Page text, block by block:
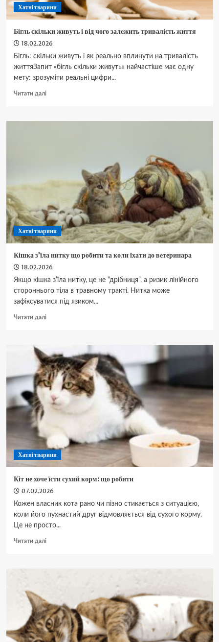
Хатні тварини
Бігль скільки живуть і від чого залежить тривалість життя
18.02.2026
Бігль: скільки живуть і як реально вплинути на тривалість
життяЗапит «бігль скільки живуть» найчастіше має одну
мету: зрозуміти реальні цифри...
Читати даліДокладніше
скільки
Хатні тварини
Кішка зʼїла нитку що робити та коли їхати до ветеринара
18.02.2026
Якщо кішка зʼїла нитку, це не “дрібниця”, а ризик лінійного
стороннього тіла в травному тракті. Нитка може
зафіксуватися під язиком...
Читати даліДокладніше
нитку
що
робити
та
коли
їхати
Хатні тварини
Кіт не хоче їсти сухий корм: що робити
07.02.2026
Кожен власник кота рано чи пізно стикається з ситуацією,
коли його пухнастий друг відмовляється від сухого корму.
Це не просто...
Читати даліДокладніше
не
корм:
що
робити